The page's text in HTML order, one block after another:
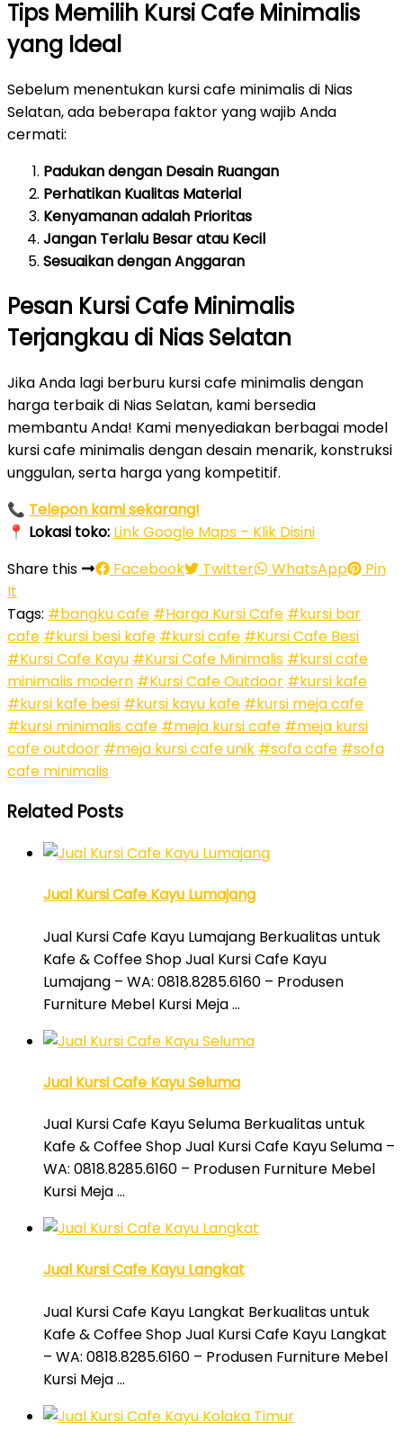
Tips Memilih Kursi Cafe Minimalis
yang Ideal
Sebelum menentukan kursi cafe minimalis di Nias
Selatan, ada beberapa faktor yang wajib Anda
cermati:
Padukan dengan Desain Ruangan
Perhatikan Kualitas Material
Kenyamanan adalah Prioritas
Jangan Terlalu Besar atau Kecil
Sesuaikan dengan Anggaran
Pesan Kursi Cafe Minimalis
Terjangkau di Nias Selatan
Jika Anda lagi berburu kursi cafe minimalis dengan
harga terbaik di Nias Selatan, kami bersedia
membantu Anda! Kami menyediakan berbagai model
kursi cafe minimalis dengan desain menarik, konstruksi
unggulan, serta harga yang kompetitif.
📞 Telepon kami sekarang!
📍 Lokasi toko: Link Google Maps – Klik Disini
Share this
Facebook Twitter WhatsApp
Pin
It
Tags: #bangku cafe #Harga Kursi Cafe #kursi bar
cafe #kursi besi kafe #kursi cafe #Kursi Cafe Besi
#Kursi Cafe Kayu #Kursi Cafe Minimalis #kursi cafe
minimalis modern #Kursi Cafe Outdoor #kursi kafe
#kursi kafe besi #kursi kayu kafe #kursi meja cafe
#kursi minimalis cafe #meja kursi cafe #meja kursi
cafe outdoor #meja kursi cafe unik #sofa cafe #sofa
cafe minimalis
Related Posts
Jual Kursi Cafe Kayu Lumajang
Jual Kursi Cafe Kayu Lumajang Berkualitas untuk
Kafe & Coffee Shop Jual Kursi Cafe Kayu
Lumajang – WA: 0818.8285.6160 – Produsen
Furniture Mebel Kursi Meja …
Jual Kursi Cafe Kayu Seluma
Jual Kursi Cafe Kayu Seluma Berkualitas untuk
Kafe & Coffee Shop Jual Kursi Cafe Kayu Seluma –
WA: 0818.8285.6160 – Produsen Furniture Mebel
Kursi Meja …
Jual Kursi Cafe Kayu Langkat
Jual Kursi Cafe Kayu Langkat Berkualitas untuk
Kafe & Coffee Shop Jual Kursi Cafe Kayu Langkat
– WA: 0818.8285.6160 – Produsen Furniture Mebel
Kursi Meja …